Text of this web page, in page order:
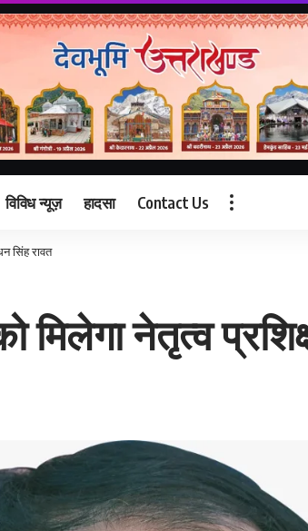
विविध न्यूज़ हादसा Contact Us
सिंह रावत
मिलेगा नेतृत्व